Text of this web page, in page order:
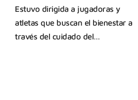
Estuvo dirigida a jugadoras y
atletas que buscan el bienestar a
través del cuidado del…